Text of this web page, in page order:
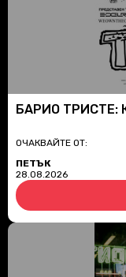
БАРИО ТРИСТЕ:
ОЧАКВАЙТЕ ОТ:
ПЕТЪК
28.08.2026